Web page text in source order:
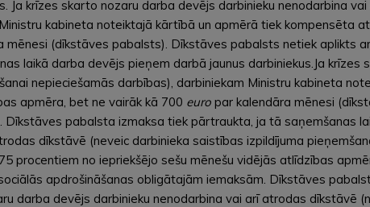
Ja krīzes skarto nozaru darba devējs darbinieku nenodarbina
kabineta noteiktajā kārtībā un apmērā tiek kompensēta
mēnesi (dīkstāves pabalsts). Dīkstāves pabalsts netiek aplikts
laikā darba devējs pieņem darbā jaunus darbiniekus.Ja
nepieciešamās darbības), darbiniekam Ministru kabineta
apmēra, bet ne vairāk kā 700 euro par kalendāra mēnesi
pabalsta izmaksa tiek pārtraukta, ja tā saņemšanas
dīkstāvē (neveic darbinieka saistības izpildījuma
procentiem no iepriekšējo sešu mēnešu vidējās atlīdzības
apdrošināšanas obligātajām iemaksām. Dīkstāves
darba devējs darbinieku nenodarbina vai arī atrodas dīkstāvē